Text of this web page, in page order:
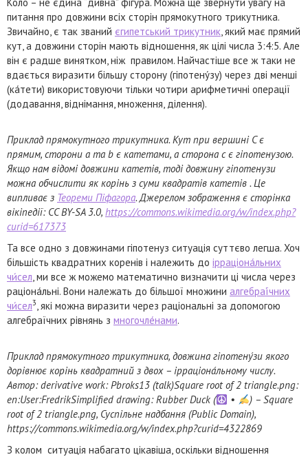
питання про довжини всіх сторін прямокутного трикутника.
Звичайно, є так званий єгипетський трикутник, який має прямий
кут, а довжини сторін мають відношення, як цілі числа 3:4:5. Але
він є радше винятком, ніж правилом. Найчастіше все ж таки не
вдається виразити більшу сторону (гіпотену́зу) через дві менші
(ка́тети) використовуючи тільки чотири арифметичні операції
(додавання, віднімання, множення, ділення).
Приклад прямокутного трикутника. Кут при вершині C є
прямим, сторони a та b є катетами, а сторона c є гіпотенузою.
Якщо нам відомі довжини катетів, тоді довжину гіпотенузи
можна обчислити як корінь з суми квадратів катетів . Це
випливає з Теореми Піфагора. Джерелом зображення є сторінка
вікіпедії: CC BY-SA 3.0, https://commons.wikimedia.org/w/index.php?
curid=617373
Та все одно з довжинами гіпотенуз ситуація суттєво легша. Хоч
більшість квадратних коренів і належить до ірраціона́льних
чи́сел, ми все ж можемо математично визначити ці числа через
раціона́льні. Вони належать до більшої множини алгебраї́чних
чи́сел3, які можна виразити через раціональні за допомогою
алгебраїчних рівнянь з многочле́нами.
Приклад прямокутного трикутника, довжина гіпотену́зи якого
дорівнює корінь квадратний з двох – ірраціона́льному числу.
Автор: derivative work: Pbroks13 (talk)Square root of 2 triangle.png:
en:User:FredrikSimplified drawing: Rubber Duck (
•
) – Square
root of 2 triangle.png, Суспільне надбання (Public Domain),
https://commons.wikimedia.org/w/index.php?curid=4322869
З колом ситуація набагато цікавіша, оскільки відношення